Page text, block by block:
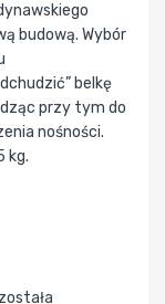
budową. Wybór
belkę
przy tym do
nośności.
kg.